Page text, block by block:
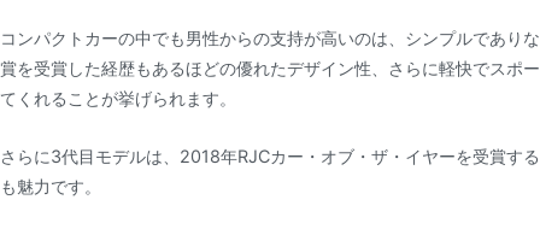
コンパクトカーの中でも男性からの支持が高いのは、シンプルであり
賞を受賞した経歴もあるほどの優れたデザイン性、さらに軽快でスポ
てくれることが挙げられます。
さらに3代目モデルは、2018年RJCカー・オブ・ザ・イヤーを受賞す
も魅力です。